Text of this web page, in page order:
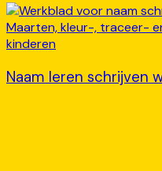
Naam leren schrijven